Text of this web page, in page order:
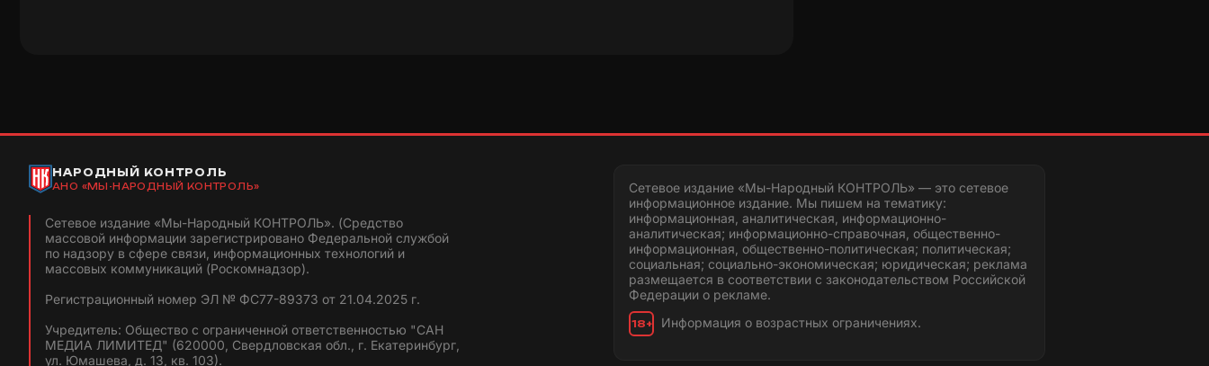
НАРОДНЫЙ КОНТРОЛЬ
АНО «МЫ-НАРОДНЫЙ КОНТРОЛЬ»
Сетевое издание «Мы-Народный КОНТРОЛЬ». (Средство
массовой информации зарегистрировано Федеральной службой
по надзору в сфере связи, информационных технологий и
массовых коммуникаций (Роскомнадзор).
Регистрационный номер ЭЛ № ФС77-89373 от 21.04.2025 г.
Учредитель: Общество с ограниченной ответственностью "САН
МЕДИА ЛИМИТЕД" (620000, Свердловская обл., г. Екатеринбург,
ул. Юмашева, д. 13, кв. 103).
Сетевое издание «Мы-Народный КОНТРОЛЬ» — это сетевое
информационное издание. Мы пишем на тематику:
информационная, аналитическая, информационно-
аналитическая; информационно-справочная, общественно-
информационная, общественно-политическая; политическая;
социальная; социально-экономическая; юридическая; реклама
размещается в соответствии с законодательством Российской
Федерации о рекламе.
18+ Информация о возрастных ограничениях.